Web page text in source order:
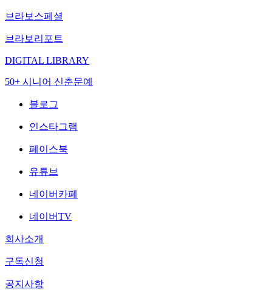
브라보스페셜
브라보리포트
DIGITAL LIBRARY
50+ 시니어 신춘문예
블로그
인스타그램
페이스북
유튜브
네이버카페
네이버TV
회사소개
구독신청
공지사항